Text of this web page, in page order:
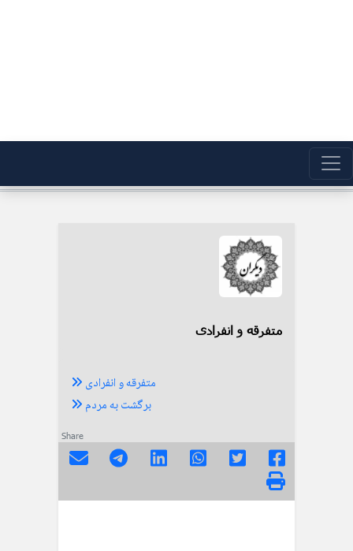
متفرقه و انفرادی
متفرقه و انفرادی
برگشت به مردم
Share